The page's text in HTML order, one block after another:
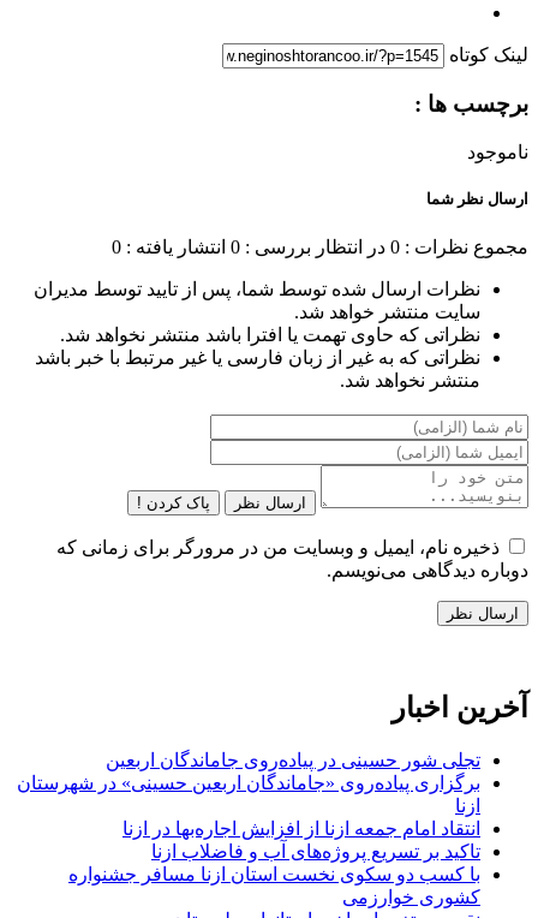
لینک کوتاه
برچسب ها :
ناموجود
ارسال نظر شما
مجموع نظرات : 0 در انتظار بررسی : 0 انتشار یافته : 0
نظرات ارسال شده توسط شما، پس از تایید توسط مدیران
سایت منتشر خواهد شد.
نظراتی که حاوی تهمت یا افترا باشد منتشر نخواهد شد.
نظراتی که به غیر از زبان فارسی یا غیر مرتبط با خبر باشد
منتشر نخواهد شد.
ارسال نظر پاک کردن !
ذخیره نام، ایمیل و وبسایت من در مرورگر برای زمانی که
دوباره دیدگاهی می‌نویسم.
آخرین اخبار
تجلی شور حسینی در پیاده‌روی جاماندگان اربعین
برگزاری پیاده‌روی «جاماندگان اربعین حسینی» در شهرستان
ازنا
انتقاد امام جمعه ازنا از افزایش اجاره‌بها در ازنا
تاکید بر تسریع پروژه‌های آب و فاضلاب ازنا
با کسب دو سکوی نخست استان ازنا مسافر جشنواره
کشوری خوارزمی